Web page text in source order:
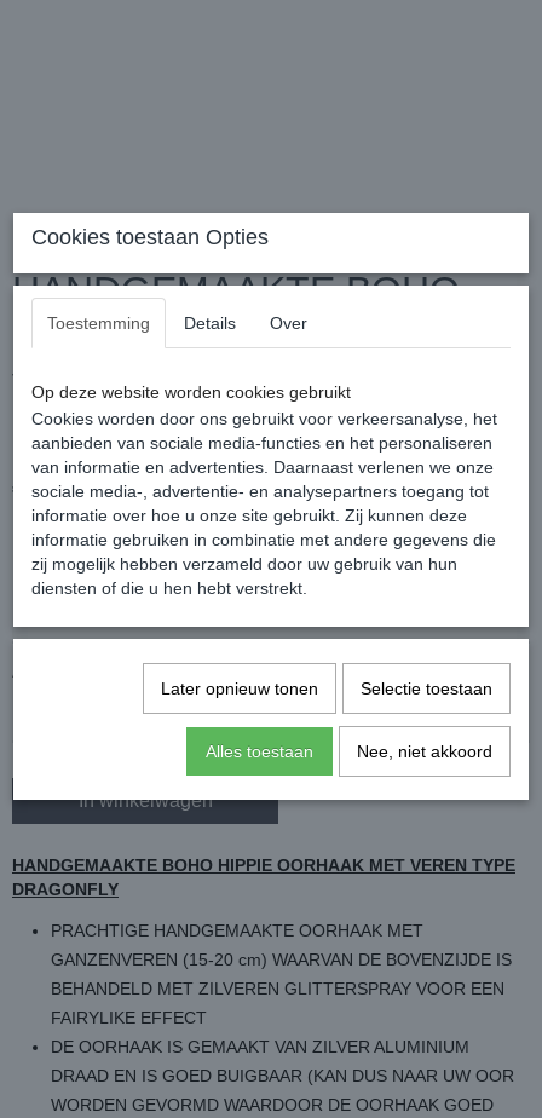
HANDGEMAAKTE BOHO
HIPPIE OORHAAK MET
VEREN TYPE DRAGONFLY,
3 KLEUREN
€ 22,50 (inclusief btw 21%)
Op voorraad
Kleur
Aantal
In winkelwagen
HANDGEMAAKTE BOHO HIPPIE OORHAAK MET VEREN TYPE
DRAGONFLY
PRACHTIGE HANDGEMAAKTE OORHAAK MET
GANZENVEREN (15-20 cm) WAARVAN DE BOVENZIJDE IS
BEHANDELD MET ZILVEREN GLITTERSPRAY VOOR EEN
FAIRYLIKE EFFECT
DE OORHAAK IS GEMAAKT VAN ZILVER ALUMINIUM
DRAAD EN IS GOED BUIGBAAR (KAN DUS NAAR UW OOR
WORDEN GEVORMD WAARDOOR DE OORHAAK GOED
Cookies toestaan Opties
Toestemming Details Over
Op deze website worden cookies gebruikt
Cookies worden door ons gebruikt voor verkeersanalyse, het
aanbieden van sociale media-functies en het personaliseren
van informatie en advertenties. Daarnaast verlenen we onze
sociale media-, advertentie- en analysepartners toegang tot
informatie over hoe u onze site gebruikt. Zij kunnen deze
informatie gebruiken in combinatie met andere gegevens die
zij mogelijk hebben verzameld door uw gebruik van hun
diensten of die u hen hebt verstrekt.
Later opnieuw tonen Selectie toestaan
Alles toestaan Nee, niet akkoord